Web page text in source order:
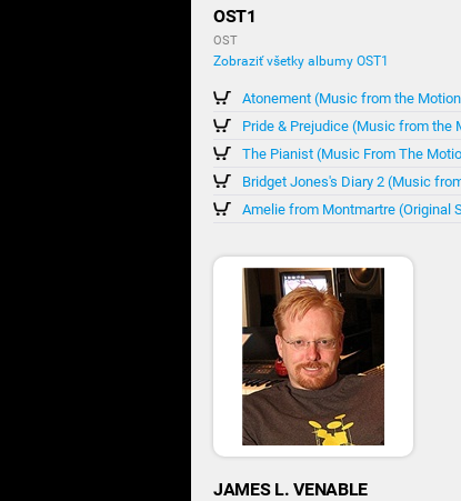
OST1
OST
Zobraziť všetky albumy OST1
Atonement (Music from the
Pride & Prejudice (Music from the
The Pianist (Music From The
Bridget Jones's Diary 2 (Music
Amelie from Montmartre (Original
JAMES L. VENABLE